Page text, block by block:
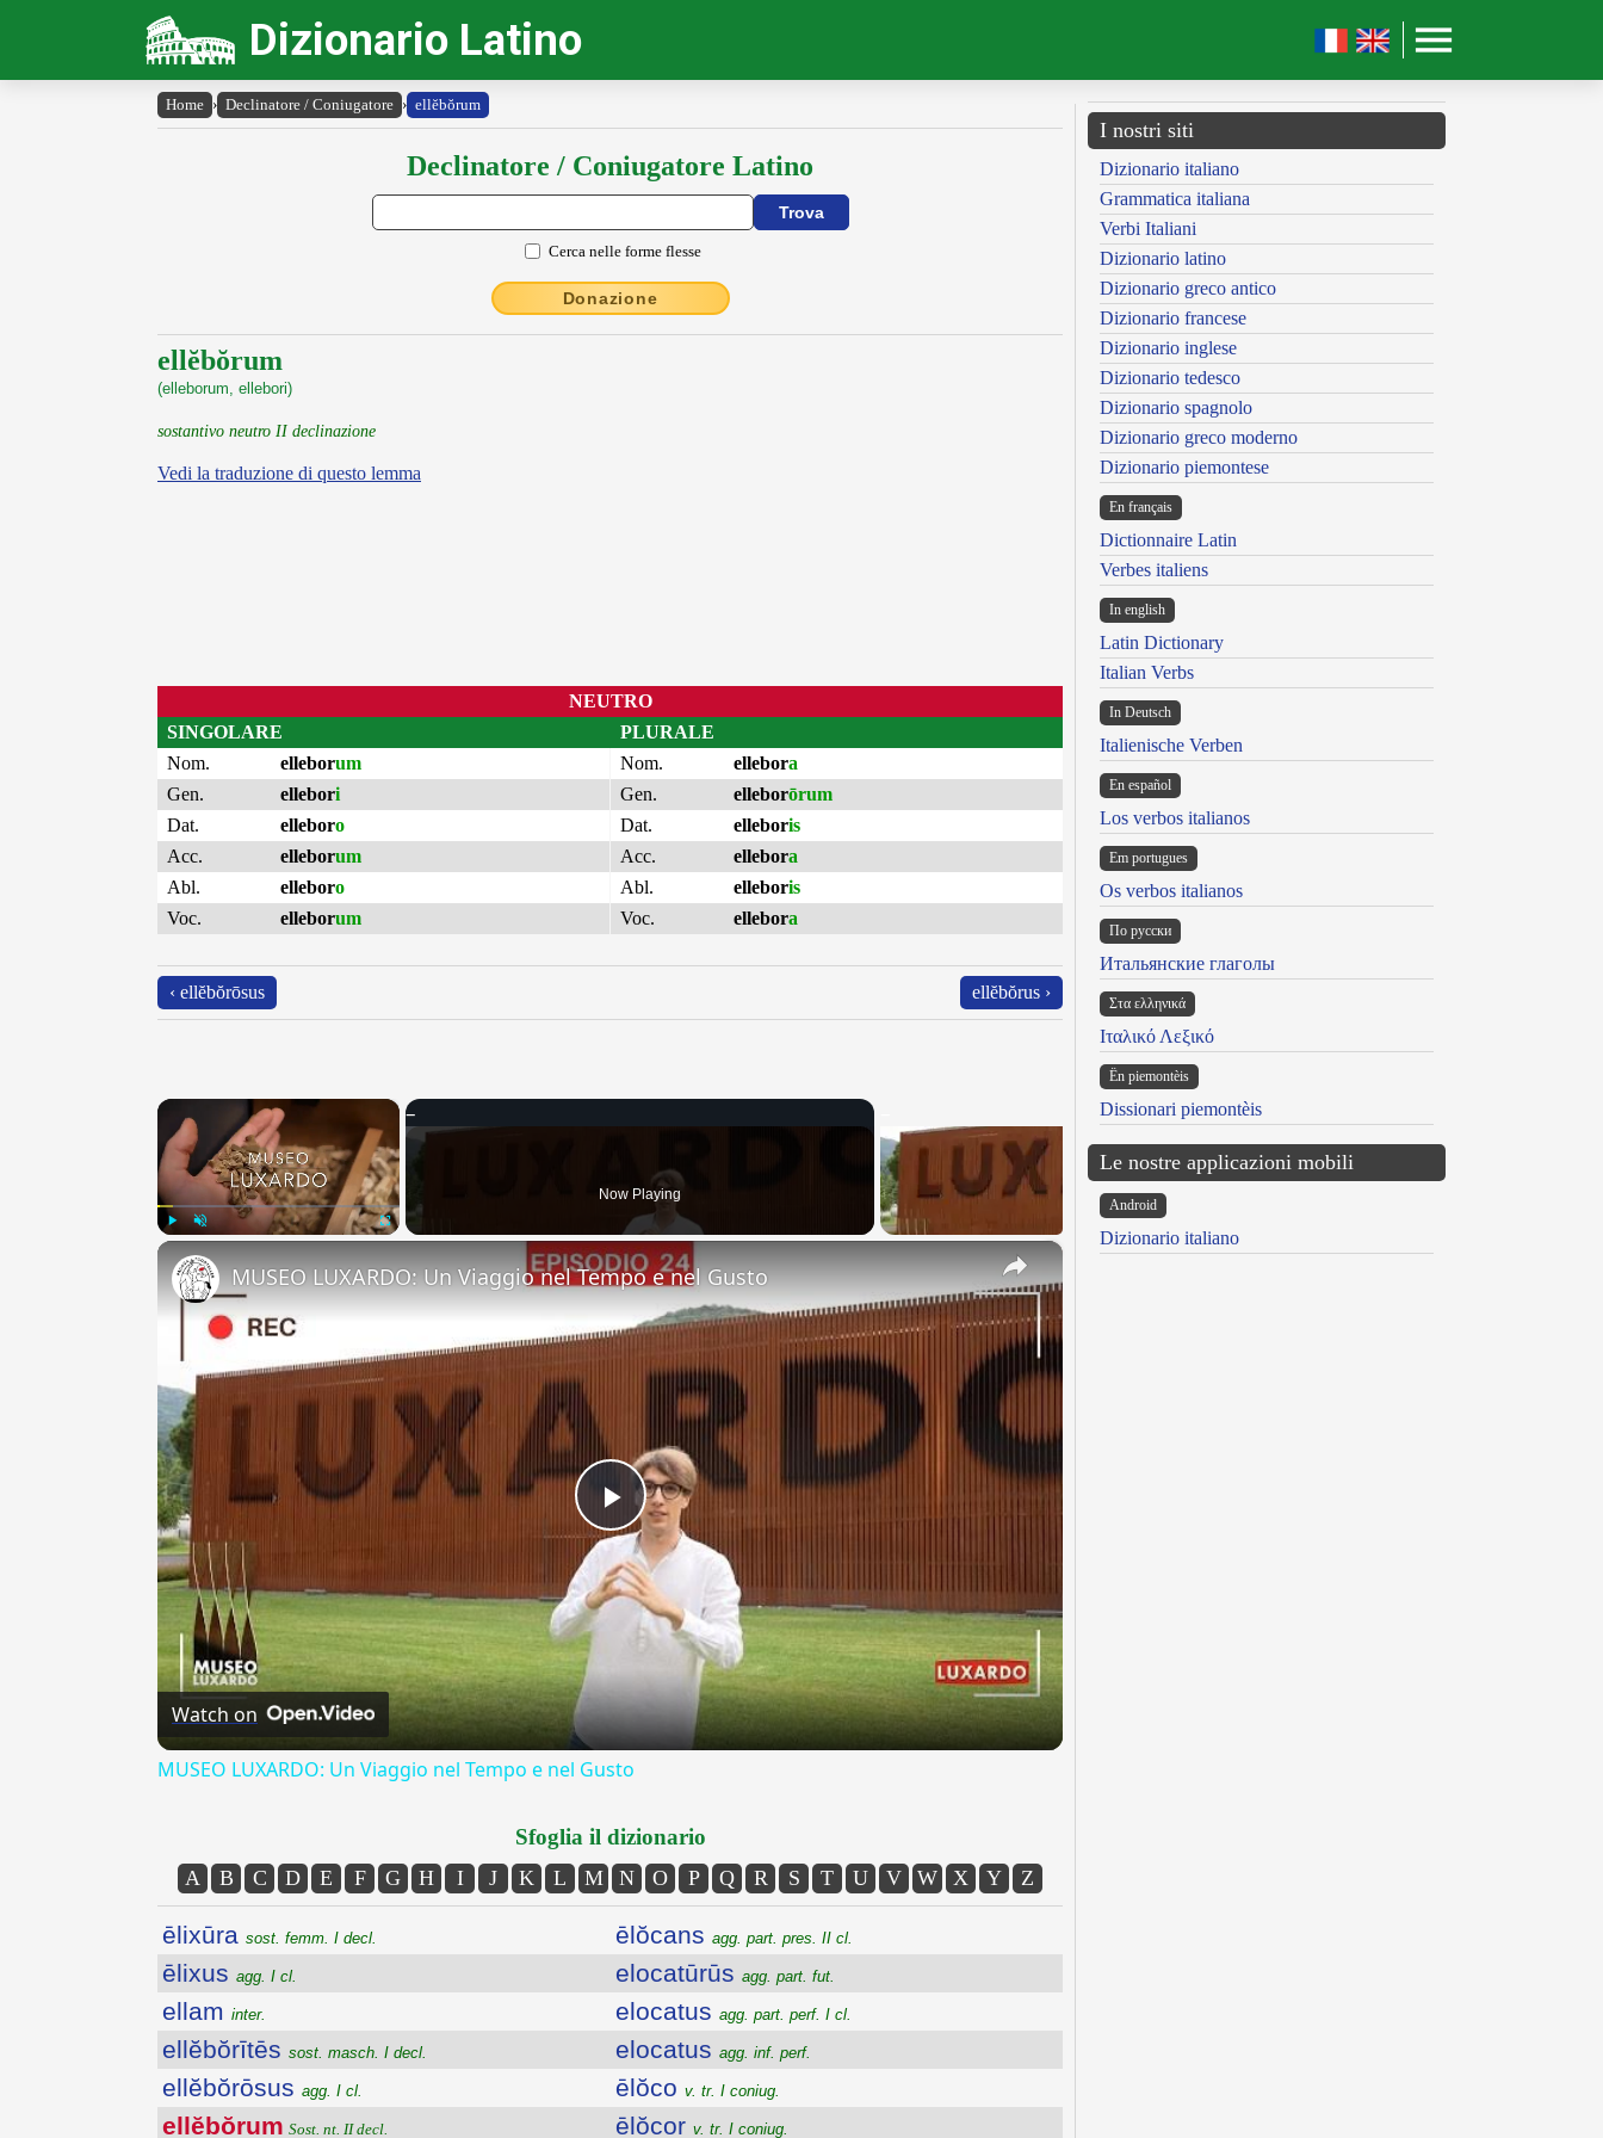
Dizionario Latino
Home › Declinatore / Coniugatore › ellĕbŏrum
Declinatore / Coniugatore Latino
Cerca nelle forme flesse
Donazione
ellĕbŏrum
(elleborum, ellebori)
sostantivo neutro II declinazione
Vedi la traduzione di questo lemma
NEUTRO
SINGOLARE
Nom.
elleborum
Gen.
ellebori
Dat.
elleboro
Acc.
elleborum
Abl.
elleboro
Voc.
elleborum
PLURALE
Nom.
ellebora
Gen.
elleborōrum
Dat.
elleboris
Acc.
ellebora
Abl.
elleboris
Voc.
ellebora
‹ ellĕbŏrōsus ellĕbŏrus ›
×
Now Playing
×
Play
Video
MUSEO LUXARDO: Un Viaggio nel Tempo e nel Gusto
Watch on
MUSEO LUXARDO: Un Viaggio nel Tempo e nel Gusto
Sfoglia il dizionario
A B C D E F G H I J K L M N O P Q R S T U V W X Y Z
ēlixūra sost. femm. I decl.
ēlixus agg. I cl.
ellam inter.
ellĕbŏrītēs sost. masch. I decl.
ellĕbŏrōsus agg. I cl.
ellĕbŏrum Sost. nt. II decl.
ēlŏcans agg. part. pres. II cl.
elocatūrūs agg. part. fut.
elocatus agg. part. perf. I cl.
elocatus agg. inf. perf.
ēlŏco v. tr. I coniug.
ēlŏcor v. tr. I coniug.
I nostri siti
Dizionario italiano
Grammatica italiana
Verbi Italiani
Dizionario latino
Dizionario greco antico
Dizionario francese
Dizionario inglese
Dizionario tedesco
Dizionario spagnolo
Dizionario greco moderno
Dizionario piemontese
En français
Dictionnaire Latin
Verbes italiens
In english
Latin Dictionary
Italian Verbs
In Deutsch
Italienische Verben
En español
Los verbos italianos
Em portugues
Os verbos italianos
По русски
Итальянские глаголы
Στα ελληνικά
Ιταλικό Λεξικό
Ën piemontèis
Dissionari piemontèis
Le nostre applicazioni mobili
Android
Dizionario italiano